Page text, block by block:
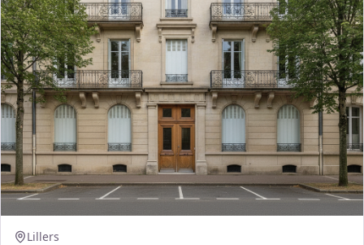
Lillers